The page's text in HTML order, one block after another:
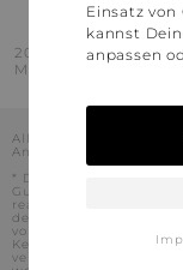
2016 - 2026 ©
Made for you with
Alle Preise inkl. der
Angaben ohne Gewähr.
* Die angezeigten
Gutschein-Codes auf
realisiert werden
der Gutschein-Codes
vorkommen, dass die
Kenntnisstand bei
verwendet werden
Einsatz von
kannst
anpassen